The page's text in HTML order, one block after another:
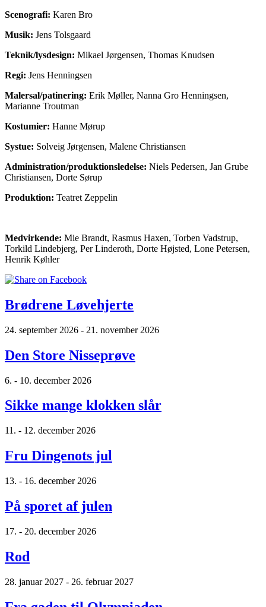
Scenografi: Karen Bro
Musik: Jens Tolsgaard
Teknik/lysdesign: Mikael Jørgensen, Thomas Knudsen
Regi: Jens Henningsen
Malersal/patinering: Erik Møller, Nanna Gro Henningsen,
Marianne Troutman
Kostumier: Hanne Mørup
Systue: Solveig Jørgensen, Malene Christiansen
Administration/produktionsledelse: Niels Pedersen, Jan Grube
Christiansen, Dorte Sørup
Produktion: Teatret Zeppelin
Medvirkende: Mie Brandt, Rasmus Haxen, Torben Vadstrup,
Torkild Lindebjerg, Per Linderoth, Dorte Højsted, Lone Petersen,
Henrik Køhler
Brødrene Løvehjerte
24. september 2026 - 21. november 2026
Den Store Nisseprøve
6. - 10. december 2026
Sikke mange klokken slår
11. - 12. december 2026
Fru Dingenots jul
13. - 16. december 2026
På sporet af julen
17. - 20. december 2026
Rod
28. januar 2027 - 26. februar 2027